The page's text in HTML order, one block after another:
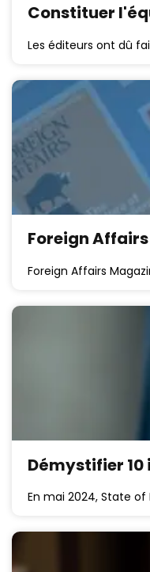
Constituer
Les éditeurs ont dû
Foreign
Foreign Affairs
Démystifier
En mai 2024, State